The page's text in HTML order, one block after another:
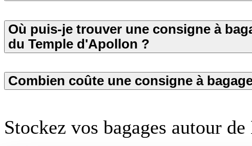
Où puis-je trouver une consigne à
du Temple d'Apollon ?
Combien coûte une consigne à
Stockez vos bagages autour de